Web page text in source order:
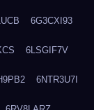
6G3CXI93
6LSGIF7V
6NTR3U7I